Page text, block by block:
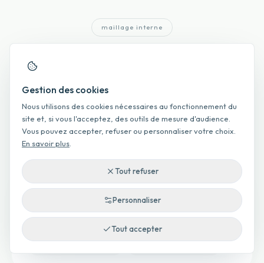
maillage interne
Maillage interne et recherches
associées
Accès direct aux pages parentes, enfants et voisines pour
explorer le marché local plus finement.
Par type de bien
Prix appartement au Bernica
Prix maison au Bernica Prix terrain au Bernica
Gestion des cookies
Nous utilisons des cookies nécessaires au fonctionnement du
site et, si vous l'acceptez, des outils de mesure d'audience.
Vous pouvez accepter, refuser ou personnaliser votre choix.
En savoir plus
Tout refuser
Personnaliser
Tout accepter